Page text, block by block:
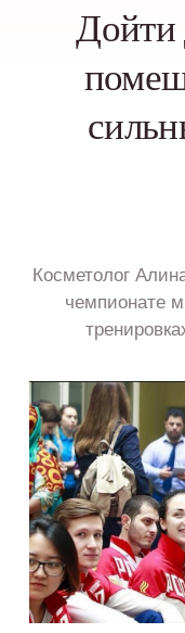
Дойти
Косметолог
чемпионате